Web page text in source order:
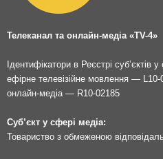
Телеканал та онлайн-медіа «TV-4»
Ідентифікатори в Реєстрі суб’єктів
ефірне телевізійне мовлення —
онлайн-медіа — R10-02185
Суб’єкт у сфері медіа:
Товариство з обмеженою